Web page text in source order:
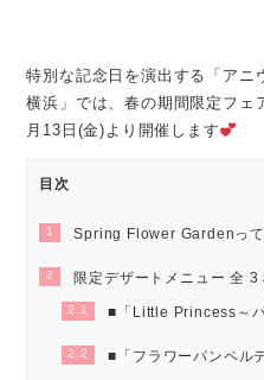
特別な記念日を演出する「アニ
横浜」では、春の期間限定フ
月13日(金)より開催します
目次
1 Spring Flower Gardenって
2 限定デザートメニュー 全 3
2.1 ■「Little Princess～パ
2.2 ■「フラワーパンペル